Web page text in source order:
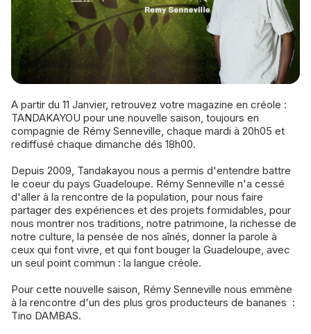
A partir du 11 Janvier, retrouvez votre magazine en créole :
TANDAKAYOU pour une nouvelle saison, toujours en
compagnie de Rémy Senneville, chaque mardi à 20h05 et
rediffusé chaque dimanche dés 18h00.
Depuis 2009, Tandakayou nous a permis d'entendre battre
le coeur du pays Guadeloupe. Rémy Senneville n'a cessé
d'aller à la rencontre de la population, pour nous faire
partager des expériences et des projets formidables, pour
nous montrer nos traditions, notre patrimoine, la richesse de
notre culture, la pensée de nos aînés, donner la parole à
ceux qui font vivre, et qui font bouger la Guadeloupe, avec
un seul point commun : la langue créole.
Pour cette nouvelle saison, Rémy Senneville nous emmène
à la rencontre d'un des plus gros producteurs de bananes :
Tino DAMBAS.